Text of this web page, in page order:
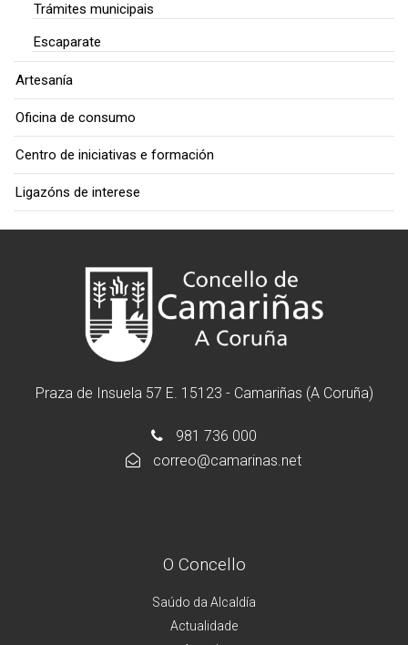
Trámites municipais
Escaparate
Artesanía
Oficina de consumo
Centro de iniciativas e formación
Ligazóns de interese
Praza de Insuela 57 E. 15123 - Camariñas (A Coruña)
981 736 000
correo@camarinas.net
O Concello
Saúdo da Alcaldía
Actualidade